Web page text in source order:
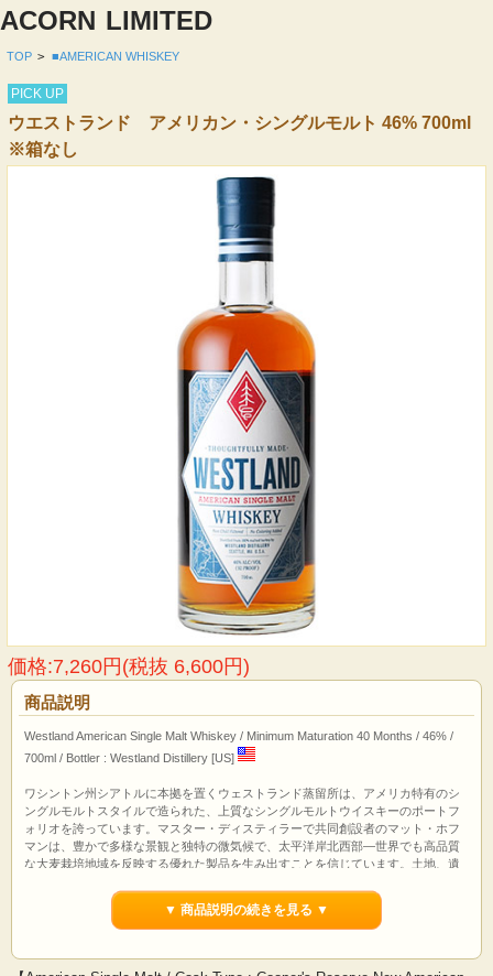
ACORN LIMITED
TOP > ■AMERICAN WHISKEY
PICK UP
ウエストランド アメリカン・シングルモルト 46% 700ml
※箱なし
価格:7,260円(税抜 6,600円)
商品説明
Westland American Single Malt Whiskey / Minimum Maturation 40 Months / 46% /
700ml / Bottler : Westland Distillery [US]
ワシントン州シアトルに本拠を置くウェストランド蒸留所は、アメリカ特有のシ
ングルモルトスタイルで造られた、上質なシングルモルトウイスキーのポートフ
ォリオを誇っています。マスター・ディスティラーで共同創設者のマット・ホフ
マンは、豊かで多様な景観と独特の微気候で、太平洋岸北西部―世界でも高品質
な大麦栽培地域を反映する優れた製品を生み出すことを信じています。土地、遺
性への取り組みは重要な柱となっています。さらに、前衛的かつ伝統的という両
面を併せ持っています。革新的で進歩的な技術を実現しながら、その哲学を守り
続けるよう細心の注意を払っています。
ウェストランドの原産地追求型のウイスキーは、太平洋岸北西部地域の地理的、
▼ 商品説明の続きを見る ▼